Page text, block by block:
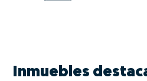
Inmuebles